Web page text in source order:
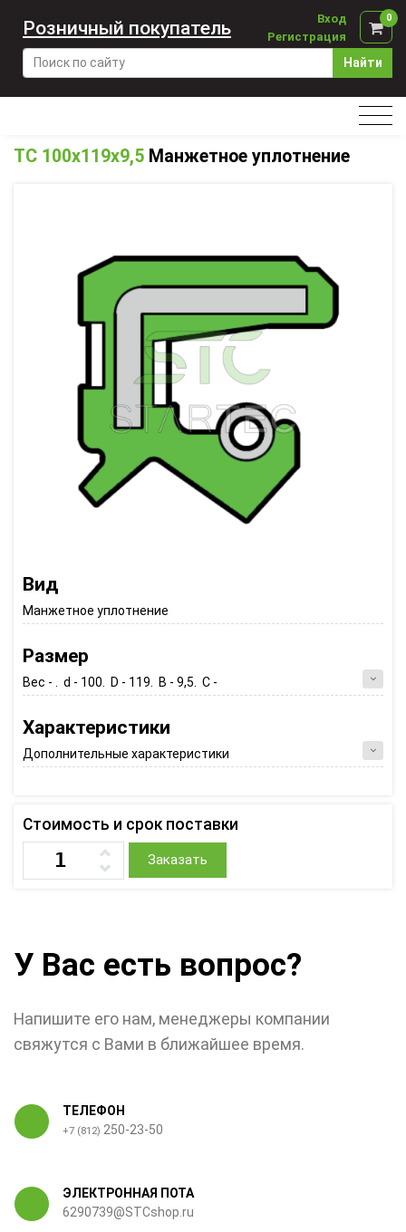
Найти
Вход
Регистрация
0
Розничный покупатель
TC 100x119x9,5 Манжетное уплотнение
Вид
Манжетное уплотнение
Размер
Вес - . d - 100. D - 119. B - 9,5. C -
Характеристики
Дополнительные характеристики
Стоимость и срок поставки
Заказать
У Вас есть вопрос?
Напишите его нам, менеджеры компании
свяжутся с Вами в ближайшее время.
ТЕЛЕФОН
+7 (812) 250-23-50
ЭЛЕКТРОННАЯ ПОТА
6290739@STCshop.ru